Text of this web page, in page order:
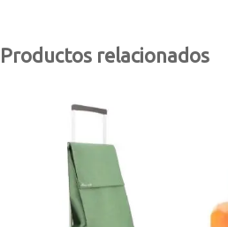
Productos relacionados